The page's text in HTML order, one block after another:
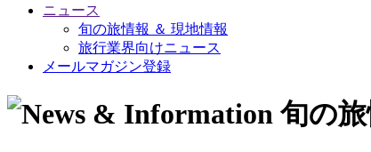
ニュース
旬の旅情報 ＆ 現地情報
旅行業界向けニュース
メールマガジン登録